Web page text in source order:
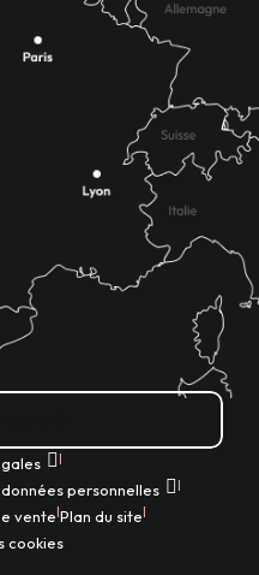
|
personnelles |
vente|Plan du site|
cookies